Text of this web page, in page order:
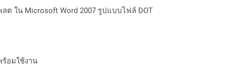
ต ใน Microsoft Word 2007 รูปแบบไฟล์ DOT
ร้อมใช้งาน